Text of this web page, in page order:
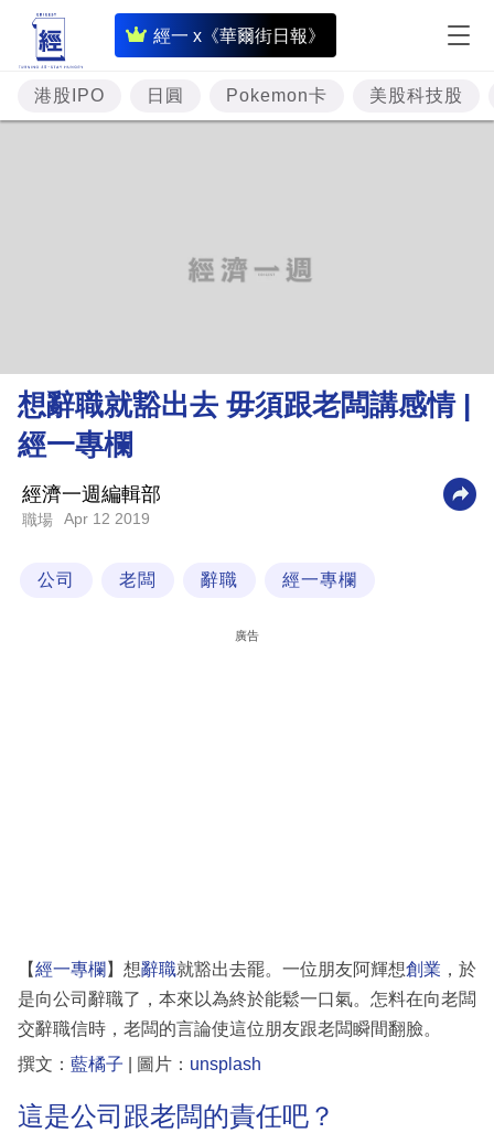
經一 x《華爾街日報》
即
時
財
經
理
財
業
科
區
港股IPO 日圓 Pokemon卡 美股科技股
想辭職就豁出去 毋須跟老闆講感情 |
經一專欄
經濟一週編輯部
職場 Apr 12 2019
公司 老闆 辭職 經一專欄
廣告
【經一專欄 】想辭職就豁出去罷。一位朋友阿輝想創業 ，於
是向公司辭職了，本來以為終於能鬆一口氣。怎料在向老闆
交辭職信時，老闆的言論使這位朋友跟老闆瞬間翻臉。
撰文： 藍橘子 | 圖片： unsplash
這是公司跟老闆的責任吧？